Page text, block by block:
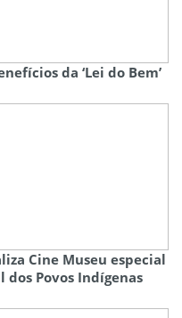
da ‘Lei do Bem’
Cine Museu especial
Povos Indígenas